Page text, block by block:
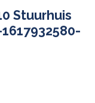
Stuurhuis